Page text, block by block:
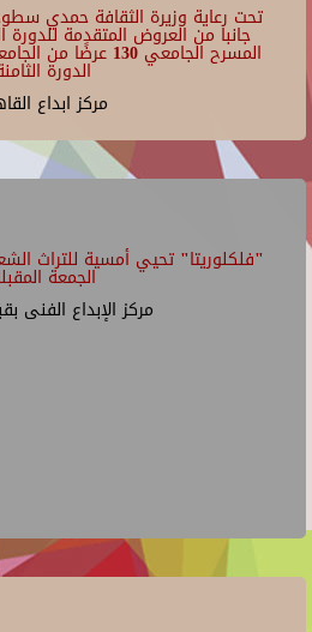
تحت رعاية وزيرة الثقافة حمدي
جانبا من العروض المتقدمة
المسرح الجامعي 130
الدورة
مركز ابداع
"فلكلوريتا" تحيي أمسية للتراث
الجمعة
مركز الإبداع الفنى